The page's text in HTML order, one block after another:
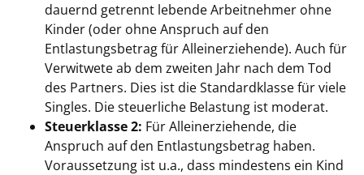
dauernd getrennt lebende Arbeitnehmer ohne
Kinder (oder ohne Anspruch auf den
Entlastungsbetrag für Alleinerziehende). Auch für
Verwitwete ab dem zweiten Jahr nach dem Tod
des Partners. Dies ist die Standardklasse für viele
Singles. Die steuerliche Belastung ist moderat.
Steuerklasse 2: Für Alleinerziehende, die
Anspruch auf den Entlastungsbetrag haben.
Voraussetzung ist u.a., dass mindestens ein Kind